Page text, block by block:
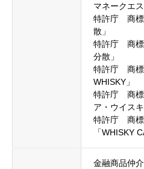
マネークエス
特許庁 商標
散」
特許庁 商標
分散」
特許庁 商標
WHISKY」
特許庁 商標
ア・ウイスキ
特許庁 商標
「WHISKY
金融商品仲